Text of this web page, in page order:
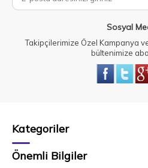
Sosyal
Takipçilerimize Özel Kampanya
bültenimize
Kategoriler
Önemli Bilgiler